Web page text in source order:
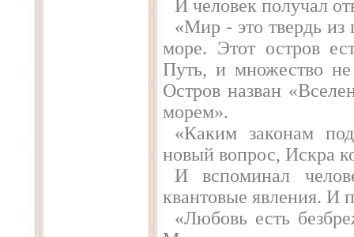
И человек получал
«Мир - это твердь из
море. Этот остров
Путь, и множество
Остров назван
морем».
«Каким законам
новый вопрос, Искра
И вспоминал
квантовые явления. И
«Любовь есть